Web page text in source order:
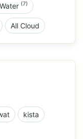
(7)
All Cloud
kista